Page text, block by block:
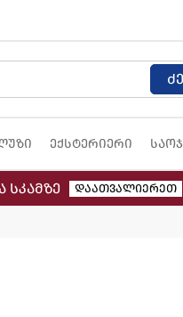
ექსტერიერი
სკამზე დაათვალიერეთ